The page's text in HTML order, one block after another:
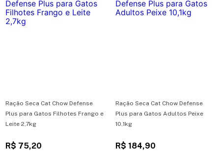
Ração Seca Cat Chow Defense
Plus para Gatos Filhotes Frango e
Leite 2,7kg
R$ 75,20
Ração Seca Cat Chow Defense
Plus para Gatos Adultos Peixe
10,1kg
R$ 184,90